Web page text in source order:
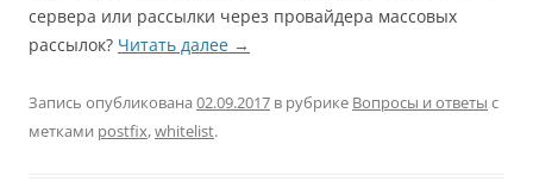
сервера или рассылки через провайдера массовых
рассылок? Читать далее →
Запись опубликована 02.09.2017 в рубрике Вопросы и ответы с
метками postfix,whitelist.